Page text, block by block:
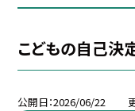
こどもの自己決
公開日 2026/06/22